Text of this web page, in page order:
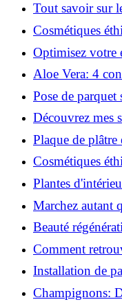
Tout savoir sur
questions clés
Cosmétiques
routine beauté!
Optimisez votre
rampant à
Aloe Vera: 4
parfait!
Pose de parquet
pour un sol
Découvrez mes
vertus du raisin!
Plaque de
à les coller
Cosmétiques
transformer
Plantes
meilleures pour
Marchez autant
pourquoi c'est
Beauté
révolutionnaire
Comment
de blessure:
Installation de
essentielles à
Champignons: